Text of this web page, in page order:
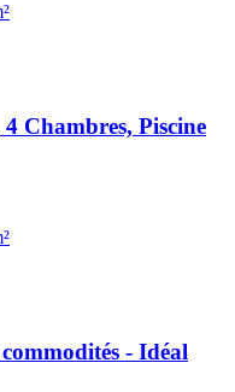
Chambres, Piscine
- Idéal